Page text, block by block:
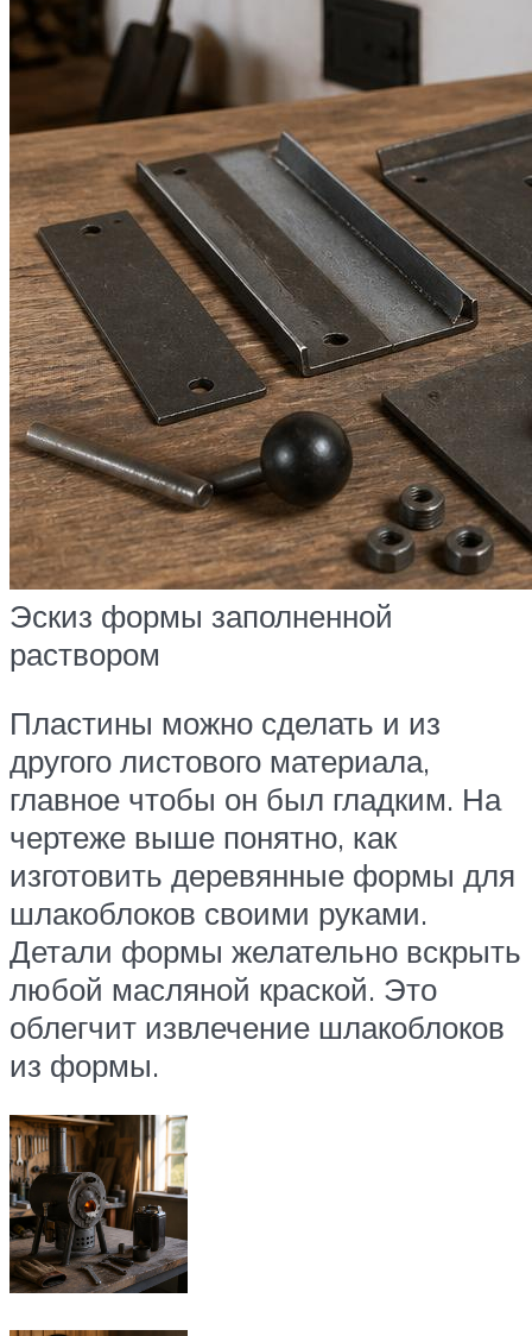
Эскиз формы заполненной
раствором
Пластины можно сделать и из
другого листового материала,
главное чтобы он был гладким. На
чертеже выше понятно, как
изготовить деревянные формы для
шлакоблоков своими руками.
Детали формы желательно вскрыть
любой масляной краской. Это
облегчит извлечение шлакоблоков
из формы.